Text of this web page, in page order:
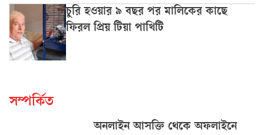
চুরি হওয়ার ৯ বছর পর মালিকের কাছে
ফিরল প্রিয় টিয়া পাখিটি
সম্পর্কিত
অনলাইন আসক্তি থেকে অফলাইনে